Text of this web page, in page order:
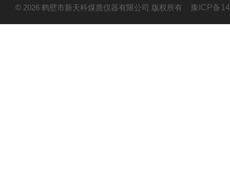
© 2026 鹤壁市新天科煤质仪器有限公司 版权所有 豫ICP备